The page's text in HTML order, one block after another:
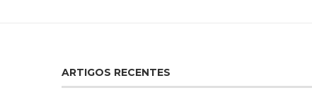
ARTIGOS RECENTES